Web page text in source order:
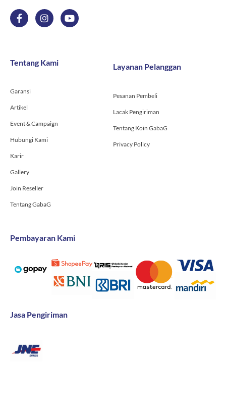
F
a
o
o
f
I
n
g
r
Y
o
Tentang Kami
Garansi
Artikel
Event & Campaign
Hubungi Kami
Karir
Gallery
Join Reseller
Tentang GabaG
Layanan Pelanggan
Pesanan Pembeli
Lacak Pengiriman
Tentang Koin GabaG
Privacy Policy
Pembayaran Kami
Jasa Pengiriman